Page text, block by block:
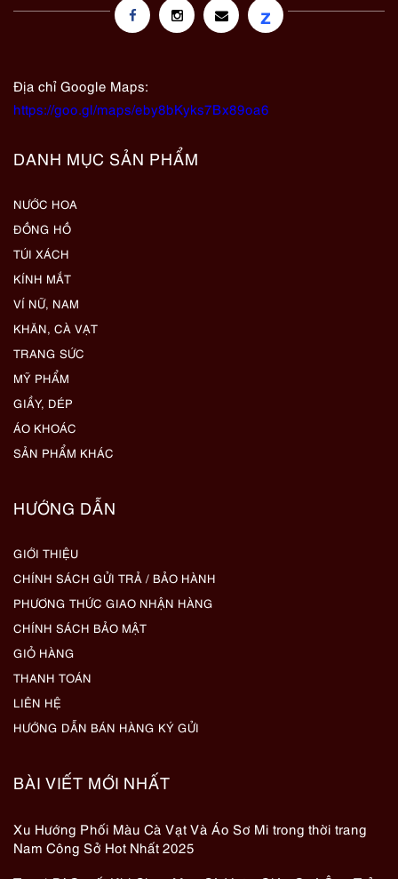
z
Địa chỉ Google Maps:
https://goo.gl/maps/eby8bKyks7Bx89oa6
DANH MỤC SẢN PHẨM
NƯỚC HOA
ĐỒNG HỒ
TÚI XÁCH
KÍNH MẮT
VÍ NỮ, NAM
KHĂN, CÀ VẠT
TRANG SỨC
MỸ PHẨM
GIẦY, DÉP
ÁO KHOÁC
SẢN PHẨM KHÁC
HƯỚNG DẪN
GIỚI THIỆU
CHÍNH SÁCH GỬI TRẢ / BẢO HÀNH
PHƯƠNG THỨC GIAO NHẬN HÀNG
CHÍNH SÁCH BẢO MẬT
GIỎ HÀNG
THANH TOÁN
LIÊN HỆ
HƯỚNG DẪN BÁN HÀNG KÝ GỬI
BÀI VIẾT MỚI NHẤT
Xu Hướng Phối Màu Cà Vạt Và Áo Sơ Mi trong thời trang
Nam Công Sở Hot Nhất 2025